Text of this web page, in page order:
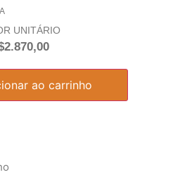
UNITÁRIO
2.870,00
ao carrinho